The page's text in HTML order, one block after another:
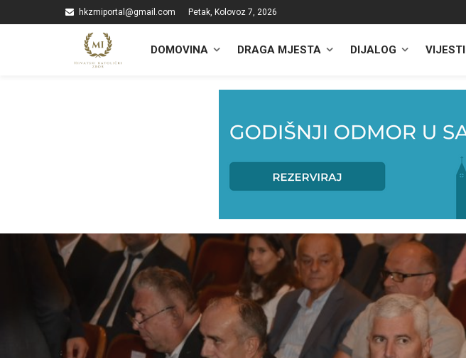
hkzmiportal@gmail.com Petak, Kolovoz 7, 2026
DOMOVINA DRAGA MJESTA DIJALOG VIJESTI